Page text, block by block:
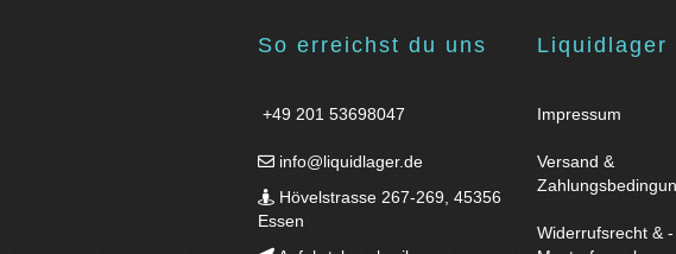
So erreichst du uns
+49 201 53698047
info@liquidlager.de
Hövelstrasse 267-269, 45356
Essen
Liquidlager
Impressum
Versand &
Widerrufsrecht & -